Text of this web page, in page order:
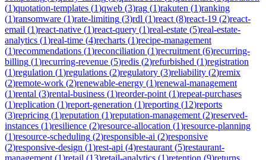
(1)quotation-templates (1)qweb (3)rag (1)rakuten (1)ranking
(1)ransomware (1)rate-limiting (3)rdl (1)react (8)react-19 (2)react-
email (1)react-native (1)react-query (1)real-estate (5)real-estate-
analytics (1)real-time (4)recharts (1)recipe-management
(1)recommendations (1)reconciliation (1)recruitment (6)recurring-
billing (1)recurring-revenue (5)redis (2)refurbished (1)registration
(1)regulation (1)regulations (2)regulatory (3)reliability (2)remix
(2)remote-work (2)renewable-energy (1)renewal-management
(1)rental (3)rental-business (1)reorder-point (1)repeat-purchases
(1)replication (1)report-generation (1)reporting (12)reports
(3)repricing (1)reputation (1)reputation-management (2)reserved-
instances (1)resilience (2)resource-allocation (1)resource-planning
(1)resource-scheduling (2)responsible-ai (2)responsive
(2)responsive-design (1)rest-api (4)restaurant (5)restaurant-
management (1)retail (13)retail-analytics (1)retention (9)returns